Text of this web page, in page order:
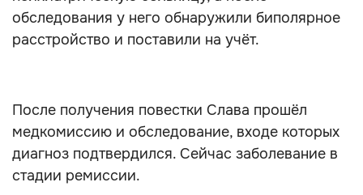
обследования у него обнаружили биполярное
расстройство и поставили на учёт.
После получения повестки Слава прошёл
медкомиссию и обследование, входе которых
диагноз подтвердился. Сейчас заболевание в
стадии ремиссии.